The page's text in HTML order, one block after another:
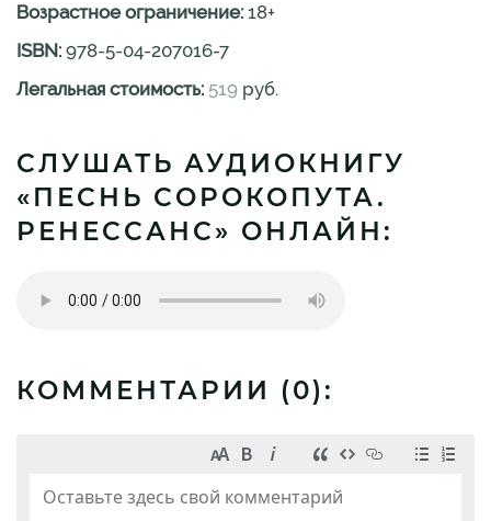
Возрастное ограничение: 18+
ISBN: 978-5-04-207016-7
Легальная стоимость: 519 руб.
СЛУШАТЬ АУДИОКНИГУ
«ПЕСНЬ СОРОКОПУТА.
РЕНЕССАНС» ОНЛАЙН:
КОММЕНТАРИИ (0):